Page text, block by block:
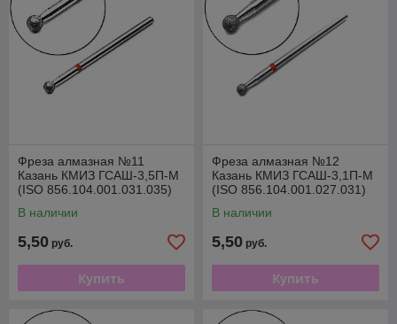
Фреза алмазная №11
Казань КМИЗ ГСАШ-3,5П-М
(ISO 856.104.001.031.035)
В наличии
5,50 руб.
Купить
Фреза алмазная №12
Казань КМИЗ ГСАШ-3,1П-М
(ISO 856.104.001.027.031)
В наличии
5,50 руб.
Купить